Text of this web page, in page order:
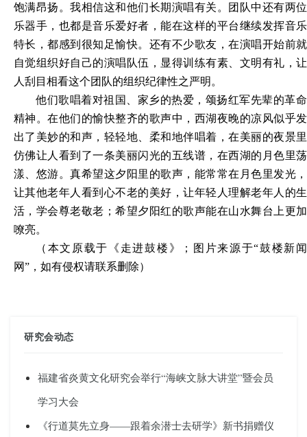
饱满昂扬。我相信这和他们长期演唱有关。团队中还有两位
乐器手，也都是音乐爱好者，能在这样的平台继续发挥音乐
特长，都感到很知足愉快。还有不少歌友，在演唱开始前就
自觉组织好自己的演唱队伍，显得训练有素、文明有礼，让
人刮目相看这个团队的组织纪律性之严明。
他们歌唱着对祖国、家乡的热爱，颂扬红军先辈的革命
精神。在他们的愉快整齐的歌声中，西湖夜晚的凉风似乎发
出了美妙的和声，轻轻地、柔和地伴唱着，在美丽的夜景里
仿佛让人看到了一条美丽闪光的五线谱，在西湖的月色里荡
漾、悠游。真希望这夕阳里的歌声，能常常在月色里发光，
让其他老年人看到心不老的美好，让年轻人理解老年人的生
活，学会尊老敬老；希望夕阳红的歌声能在山水舞台上更加
嘹亮。
（ 本文原载于《走进鼓楼 》；图片来源于“鼓楼新闻
网”，如有侵权请联系删除）
研究会动态
福建省炎黄文化研究会举行“海峡文脉大讲堂”暨会员
学习大会
《行道莫先立身——跟着余潜士去研学》新书捐赠仪